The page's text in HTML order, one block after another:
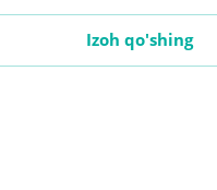
Izoh qo'shing